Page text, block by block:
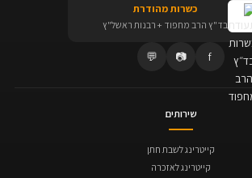
כשרות מהודרת
בד"ץ הרב מחפוד + רבנות ראשל"ץ
f
📷
💬
שירותים
קייטרינג לשבת חתן
קייטרינג לאזכרה